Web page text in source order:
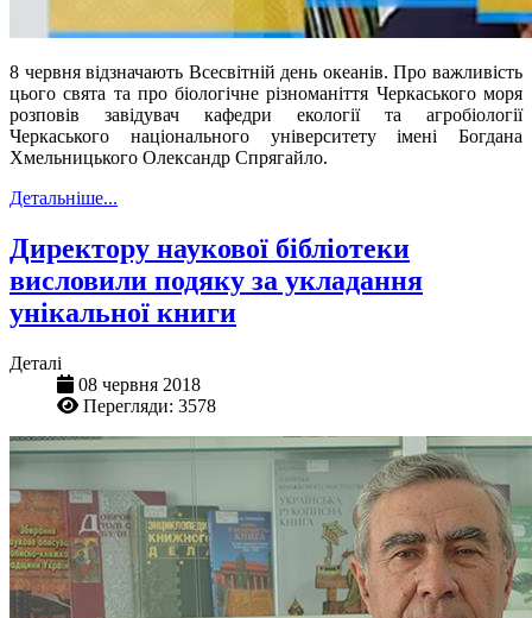
8 червня відзначають Всесвітній день океанів. Про важливість
цього свята та про біологічне різноманіття Черкаського моря
розповів завідувач кафедри екології та агробіології
Черкаського національного університету імені Богдана
Хмельницького Олександр Спрягайло.
Детальніше...
Директору наукової бібліотеки
висловили подяку за укладання
унікальної книги
Деталі
08 червня 2018
Перегляди: 3578